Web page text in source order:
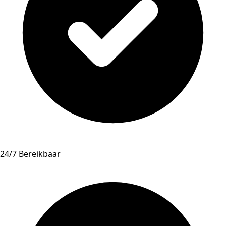
24/7 Bereikbaar